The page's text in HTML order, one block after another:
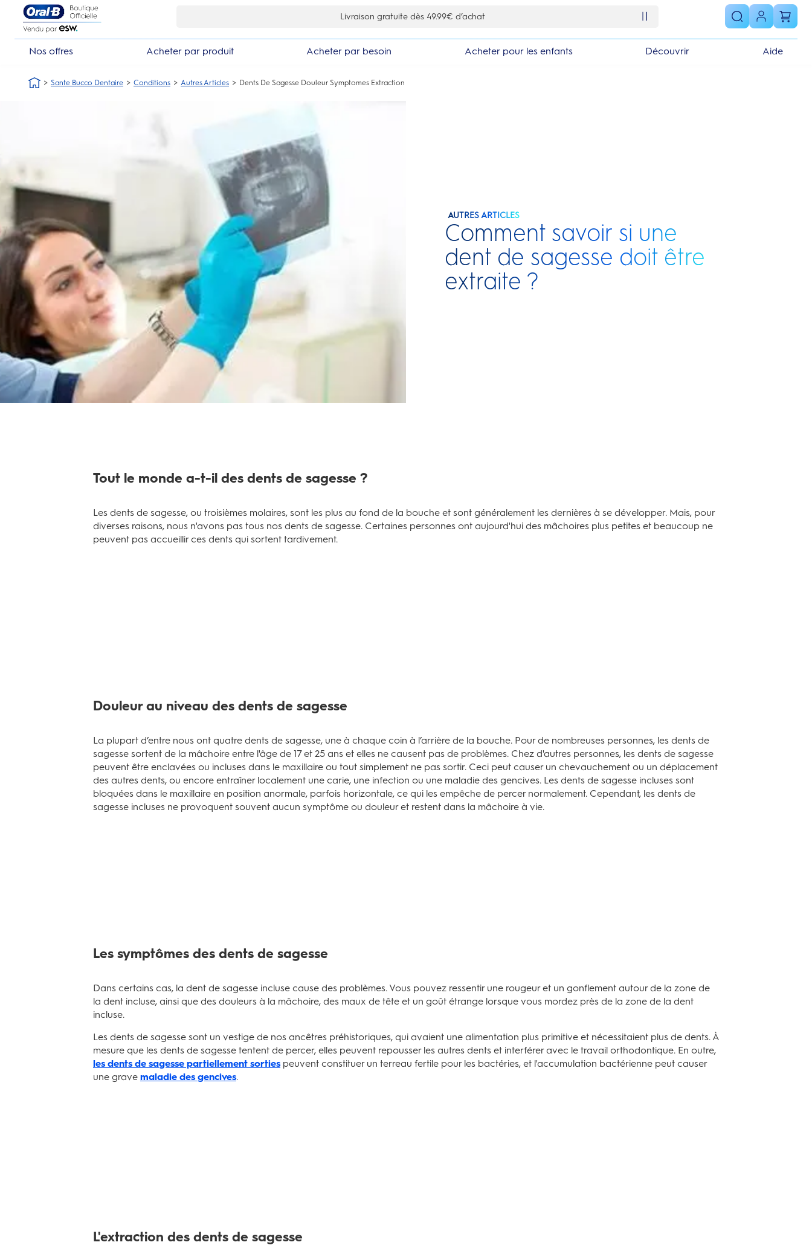
Skip Navigation1
10% de réduction en vous inscrivant à la newsletter
Nos offres Acheter par produit Acheter par besoin Acheter pour les enfants Découvrir Aide
Sante Bucco Dentaire Conditions Autres Articles Dents De Sagesse Douleur Symptomes Extraction
AUTRES ARTICLES
Comment savoir si une
dent de sagesse doit être
extraite ?
Tout le monde a-t-il des dents de sagesse ?
Les dents de sagesse, ou troisièmes molaires, sont les plus au fond de la bouche et sont généralement les dernières à se développer. Mais, pour
diverses raisons, nous n'avons pas tous nos dents de sagesse. Certaines personnes ont aujourd'hui des mâchoires plus petites et beaucoup ne
peuvent pas accueillir ces dents qui sortent tardivement.
Douleur au niveau des dents de sagesse
La plupart d’entre nous ont quatre dents de sagesse, une à chaque coin à l’arrière de la bouche. Pour de nombreuses personnes, les dents de
sagesse sortent de la mâchoire entre l'âge de 17 et 25 ans et elles ne causent pas de problèmes. Chez d'autres personnes, les dents de sagesse
peuvent être enclavées ou incluses dans le maxillaire ou tout simplement ne pas sortir. Ceci peut causer un chevauchement ou un déplacement
des autres dents, ou encore entraîner localement une carie, une infection ou une maladie des gencives. Les dents de sagesse incluses sont
bloquées dans le maxillaire en position anormale, parfois horizontale, ce qui les empêche de percer normalement. Cependant, les dents de
sagesse incluses ne provoquent souvent aucun symptôme ou douleur et restent dans la mâchoire à vie.
Les symptômes des dents de sagesse
Dans certains cas, la dent de sagesse incluse cause des problèmes. Vous pouvez ressentir une rougeur et un gonflement autour de la zone de
la dent incluse, ainsi que des douleurs à la mâchoire, des maux de tête et un goût étrange lorsque vous mordez près de la zone de la dent
incluse.
Les dents de sagesse sont un vestige de nos ancêtres préhistoriques, qui avaient une alimentation plus primitive et nécessitaient plus de dents. À
mesure que les dents de sagesse tentent de percer, elles peuvent repousser les autres dents et interférer avec le travail orthodontique. En outre,
les dents de sagesse partiellement sortiespeuvent constituer un terreau fertile pour les bactéries, et l'accumulation bactérienne peut causer
une grave maladie des gencives.
L'extraction des dents de sagesse